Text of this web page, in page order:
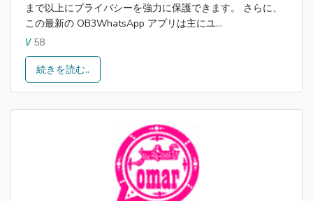
まで以上にプライバシーを強力に保護できます。 さらに、
この最新の OB3WhatsApp アプリは主にユ...
V58
続きを読む..